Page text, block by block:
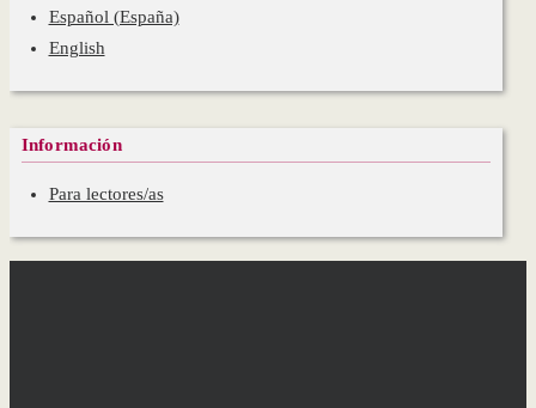
Español (España)
English
Información
Para lectores/as